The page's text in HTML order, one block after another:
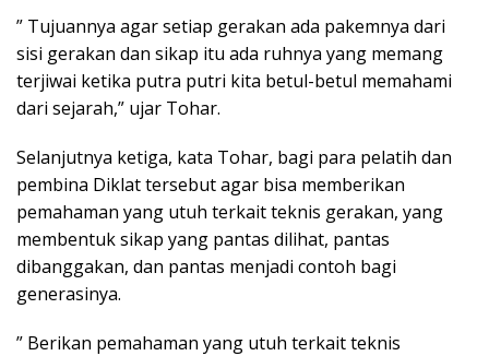
” Tujuannya agar setiap gerakan ada pakemnya dari
sisi gerakan dan sikap itu ada ruhnya yang memang
terjiwai ketika putra putri kita betul-betul memahami
dari sejarah,” ujar Tohar.
Selanjutnya ketiga, kata Tohar, bagi para pelatih dan
pembina Diklat tersebut agar bisa memberikan
pemahaman yang utuh terkait teknis gerakan, yang
membentuk sikap yang pantas dilihat, pantas
dibanggakan, dan pantas menjadi contoh bagi
generasinya.
” Berikan pemahaman yang utuh terkait teknis